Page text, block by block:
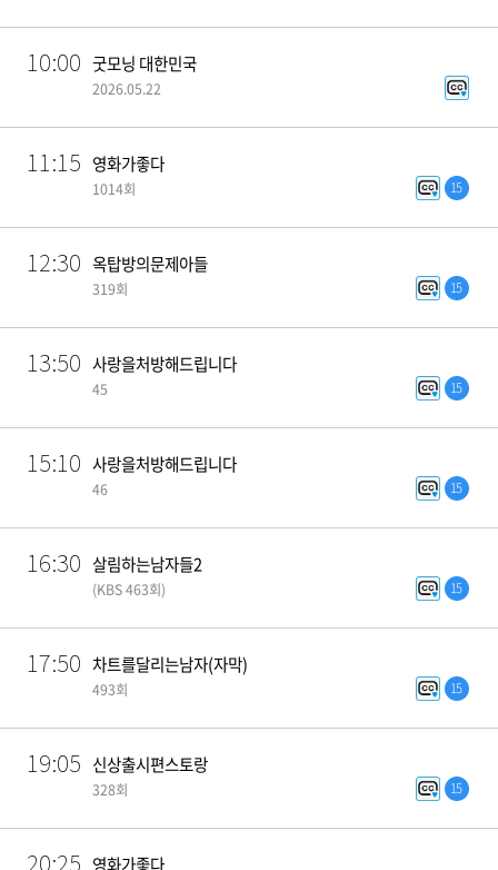
10:00 굿모닝 대한민국
2026.05.22
11:15 영화가좋다
1014회 15
12:30 옥탑방의문제아들
319회 15
13:50 사랑을처방해드립니다
45 15
15:10 사랑을처방해드립니다
46 15
16:30 살림하는남자들2
(KBS 463회) 15
17:50 차트를달리는남자(자막)
493회 15
19:05 신상출시편스토랑
328회 15
영화가좋다